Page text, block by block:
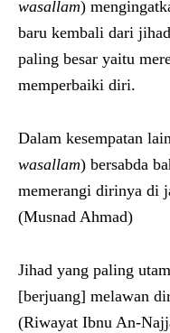
wasallam)
baru kembali dari
paling besar yaitu
memperbaiki diri.
Dalam kesempatan
wasallam) bersabda
memerangi dirinya di
(Musnad Ahmad)
Jihad yang paling
[berjuang] melawan
(Riwayat Ibnu An-